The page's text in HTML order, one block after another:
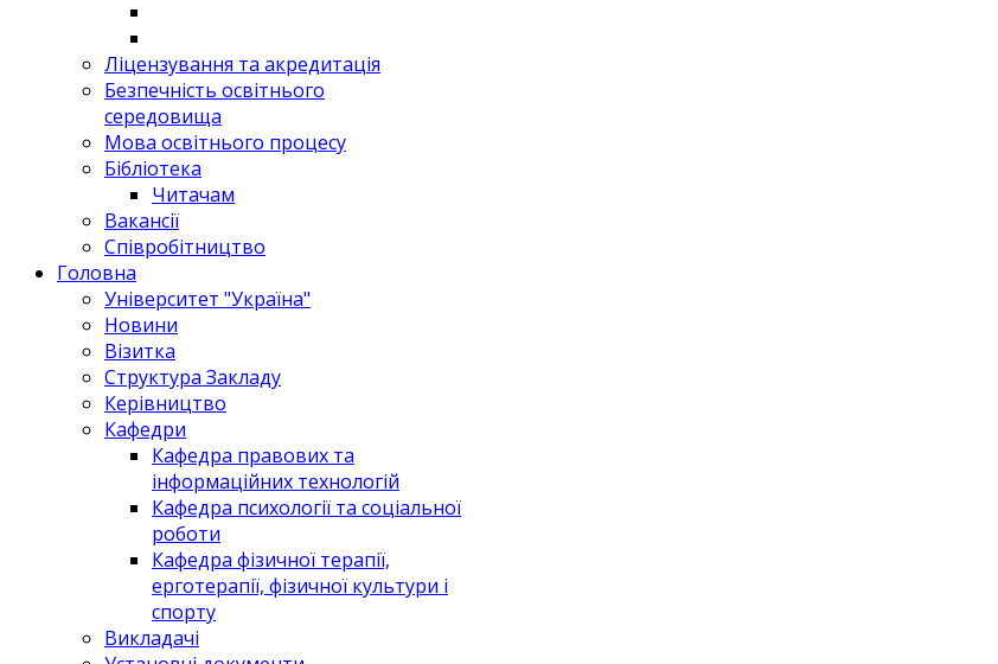
Ліцензування та акредитація
Безпечність освітнього
середовища
Мова освітнього процесу
Бібліотека
Читачам
Вакансії
Співробітництво
Головна
Університет "Україна"
Новини
Візитка
Структура Закладу
Керівництво
Кафедри
Кафедра правових та
інформаційних технологій
Кафедра психології та соціальної
роботи
Кафедра фізичної терапії,
ерготерапії, фізичної культури і
спорту
Викладачі